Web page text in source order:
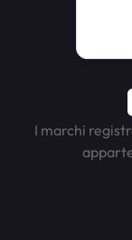
I marchi